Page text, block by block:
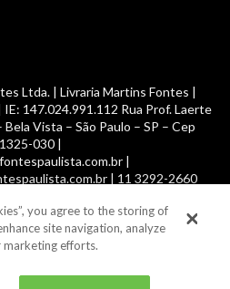
Ltda. | Livraria Martins Fontes |
147.024.991.112 Rua Prof. Laerte
Vista – São Paulo – SP – Cep
030 |
|
| 11 3292-2660
livros nacionais e importados,
Todos os direitos reservados.
you agree to the storing of
site navigation, analyze
marketing efforts.